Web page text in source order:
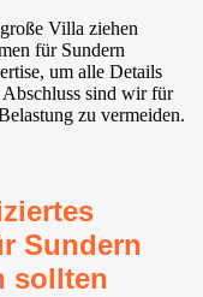
Villa ziehen
für Sundern
um alle Details
Abschluss sind wir für
zu vermeiden.
Sundern
sollten